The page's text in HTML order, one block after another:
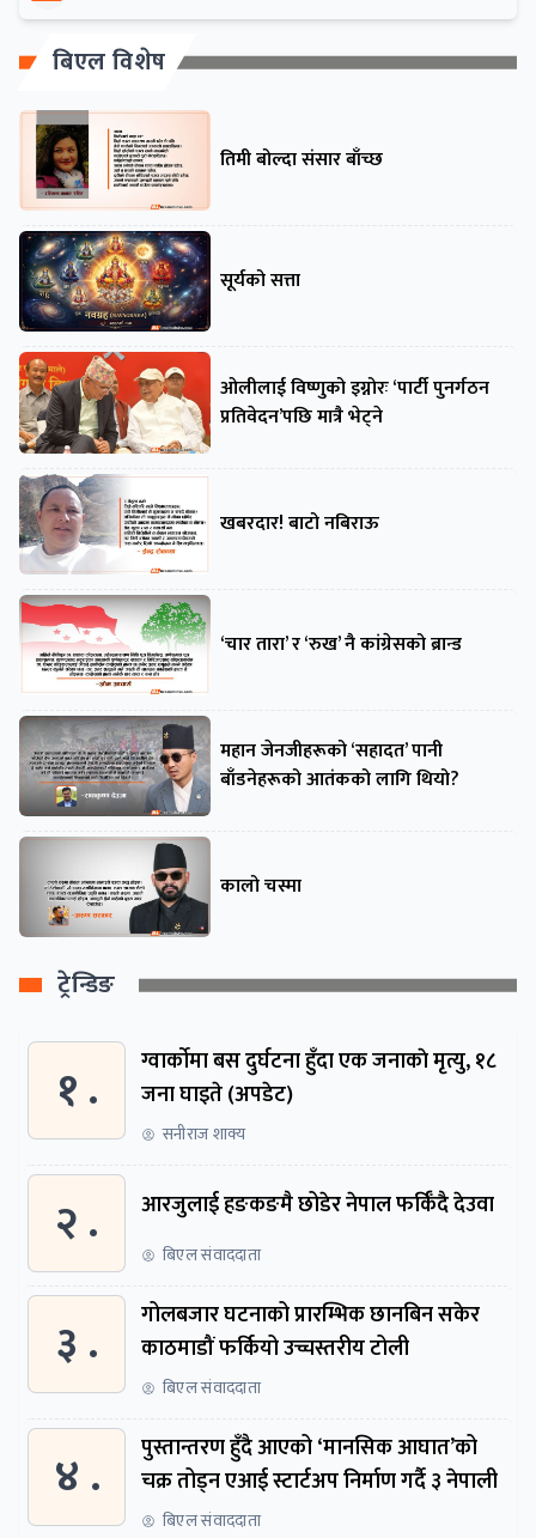
बिएल विशेष
तिमी बोल्दा संसार बाँच्छ
सूर्यको सत्ता
ओलीलाई विष्णुको इग्नोरः ‘पार्टी पुनर्गठन
प्रतिवेदन’पछि मात्रै भेट्ने
खबरदार! बाटो नबिराऊ
‘चार तारा’ र ‘रुख’ नै कांग्रेसको ब्रान्ड
महान जेनजीहरूको ‘सहादत’ पानी
बाँडनेहरूको आतंकको लागि थियो?
कालो चस्मा
ट्रेन्डिङ
१ .
ग्वार्काेमा बस दुर्घटना हुँदा एक जनाकाे मृत्यु, १८
जना घाइते (अपडेट)
सनीराज शाक्य
२ . आरजुलाई हङकङमै छोडेर नेपाल फर्किँदै देउवा
बिएल संवाददाता
३ .
गोलबजार घटनाको प्रारम्भिक छानबिन सकेर
काठमाडौं फर्कियो उच्चस्तरीय टोली
बिएल संवाददाता
४ .
पुस्तान्तरण हुँदै आएको ‘मानसिक आघात’को
चक्र तोड्न एआई स्टार्टअप निर्माण गर्दै ३ नेपाली
बिएल संवाददाता